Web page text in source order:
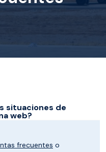
situaciones de
web?
frecuentes o